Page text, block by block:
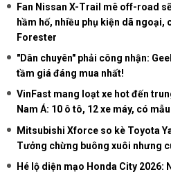
Fan Nissan X-Trail mê off-road
hầm hố, nhiều phụ kiện dã ngoại,
Forester
"Dân chuyên" phải công nhận:
tầm giá đáng mua nhất!
VinFast mang loạt xe hot đến
Nam Á: 10 ô tô, 12 xe máy, có
Mitsubishi Xforce so kè Toyota
Tưởng chừng buông xuôi nhưng
Hé lộ diện mạo Honda City 2026: